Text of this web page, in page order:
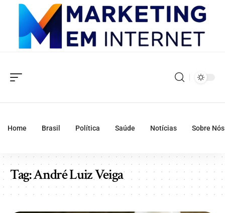
Home Brasil Política Saúde Notícias Sobre Nós
Tag:André Luiz Veiga